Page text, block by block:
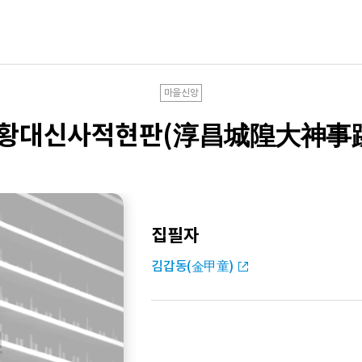
마을신앙
대신사적현판(淳昌城隍大神
집필자
김갑동(金甲童)